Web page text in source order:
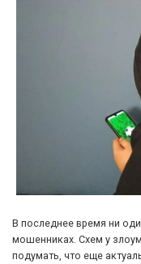
В последнее время ни
мошенниках. Схем у
подумать, что еще